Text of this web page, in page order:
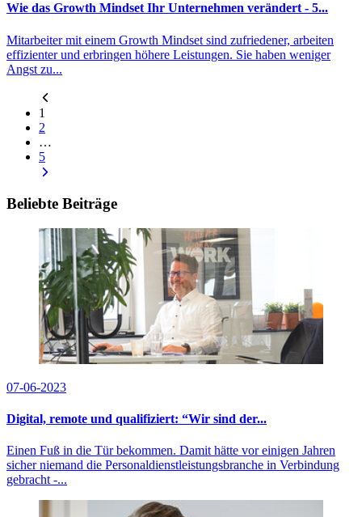
Wie das Growth Mindset Ihr Unternehmen verändert - 5...
Mitarbeiter mit einem Growth Mindset sind zufriedener, arbeiten
effizienter und erbringen höhere Leistungen. Sie haben weniger
Angst zu...
1
2
…
5
Beliebte Beiträge
07-06-2023
Digital, remote und qualifiziert: “Wir sind der...
Einen Fuß in die Tür bekommen. Damit hätte vor einigen Jahren
sicher niemand die Personaldienstleistungsbranche in Verbindung
gebracht -...